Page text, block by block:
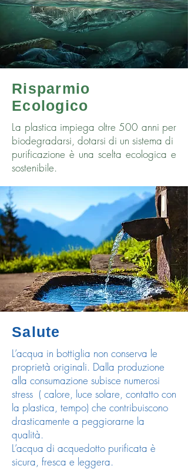
Risparmio
Ecologico
La plastica impiega oltre 500 anni per
biodegradarsi, dotarsi di un sistema di
purificazione è una scelta ecologica e
sostenibile.
Salute
L’acqua in bottiglia non conserva le
proprietà originali. Dalla produzione
alla consumazione subisce numerosi
stress ( calore, luce solare, contatto con
la plastica, tempo) che contribuiscono
drasticamente a peggiorarne la
qualità.
L’acqua di acquedotto purificata è
sicura, fresca e leggera.